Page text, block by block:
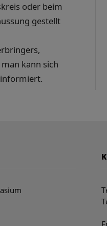
oder beim
gestellt
kann sich
informiert.